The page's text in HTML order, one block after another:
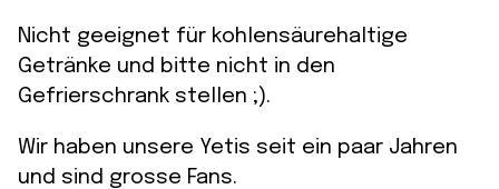
Nicht geeignet für kohlensäurehaltige
Getränke und bitte nicht in den
Gefrierschrank stellen ;).
Wir haben unsere Yetis seit ein paar Jahren
und sind grosse Fans.